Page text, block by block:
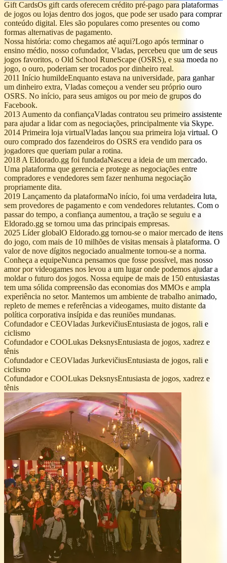
Gift CardsOs gift cards oferecem crédito pré-pago para plataformas
de jogos ou lojas dentro dos jogos, que pode ser usado para comprar
conteúdo digital. Eles são populares como presentes ou como
formas alternativas de pagamento.
Nossa história: como chegamos até aqui?Logo após terminar o
ensino médio, nosso cofundador, Vladas, percebeu que um de seus
jogos favoritos, o Old School RuneScape (OSRS), e sua moeda no
jogo, o ouro, poderiam ser trocados por dinheiro real.
2011 Início humildeEnquanto estava na universidade, para ganhar
um dinheiro extra, Vladas começou a vender seu próprio ouro
OSRS. No início, para seus amigos ou por meio de grupos do
Facebook.
2013 Aumento da confiançaVladas contratou seu primeiro assistente
para ajudar a lidar com as negociações, principalmente via Skype.
2014 Primeira loja virtualVladas lançou sua primeira loja virtual. O
ouro comprado dos fazendeiros do OSRS era vendido para os
jogadores que queriam pular a rotina.
2018 A Eldorado.gg foi fundadaNasceu a ideia de um mercado.
Uma plataforma que gerencia e protege as negociações entre
compradores e vendedores sem fazer nenhuma negociação
propriamente dita.
2019 Lançamento da plataformaNo início, foi uma verdadeira luta,
sem provedores de pagamento e com vendedores relutantes. Com o
passar do tempo, a confiança aumentou, a tração se seguiu e a
Eldorado.gg se tornou uma das principais empresas.
2025 Líder globalO Eldorado.gg tornou-se o maior mercado de itens
do jogo, com mais de 10 milhões de visitas mensais à plataforma. O
valor de nove dígitos negociado anualmente tornou-se a norma.
Conheça a equipeNunca pensamos que fosse possível, mas nosso
amor por videogames nos levou a um lugar onde podemos ajudar a
moldar o futuro dos jogos. Nossa equipe de mais de 150 entusiastas
tem uma sólida compreensão das economias dos MMOs e ampla
experiência no setor. Mantemos um ambiente de trabalho animado,
repleto de memes e referências a videogames, muito distante da
política corporativa insípida e das reuniões mundanas.
Cofundador e CEOVladas JurkevičiusEntusiasta de jogos, rali e
ciclismo
Cofundador e COOLukas DeksnysEntusiasta de jogos, xadrez e
tênis
Cofundador e CEOVladas JurkevičiusEntusiasta de jogos, rali e
ciclismo
Cofundador e COOLukas DeksnysEntusiasta de jogos, xadrez e
tênis